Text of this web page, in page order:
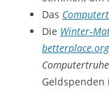
Das
Die
betterplace.org
Computertruhe